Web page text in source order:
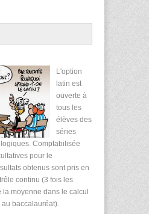
L'option
latin est
ouverte à
tous les
élèves des
séries
Comptabilisée
pour le
obtenus sont pris en
continu (3 fois les
la moyenne dans le calcul
baccalauréat).